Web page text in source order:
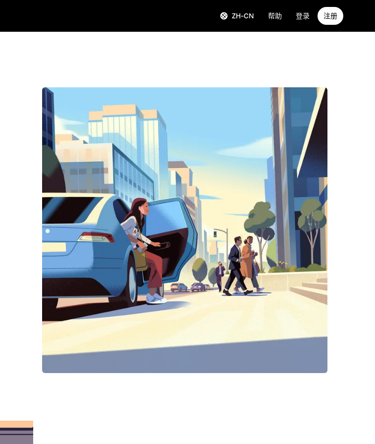
ZH-CN 帮助 登录 注册